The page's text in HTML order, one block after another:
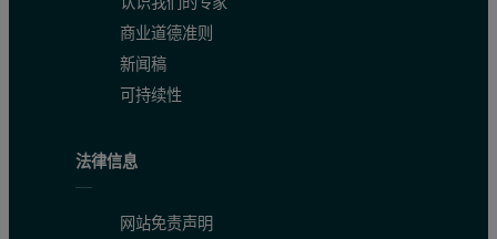
商业道德准则
新闻稿
可持续性
法律信息
网站免责声明